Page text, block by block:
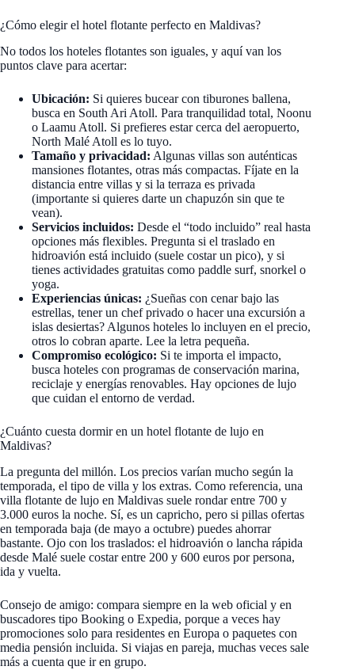
¿Cómo elegir el hotel flotante perfecto en Maldivas?
No todos los hoteles flotantes son iguales, y aquí van los
puntos clave para acertar:
Ubicación: Si quieres bucear con tiburones ballena,
busca en South Ari Atoll. Para tranquilidad total, Noonu
o Laamu Atoll. Si prefieres estar cerca del aeropuerto,
North Malé Atoll es lo tuyo.
Tamaño y privacidad: Algunas villas son auténticas
mansiones flotantes, otras más compactas. Fíjate en la
distancia entre villas y si la terraza es privada
(importante si quieres darte un chapuzón sin que te
vean).
Servicios incluidos: Desde el “todo incluido” real hasta
opciones más flexibles. Pregunta si el traslado en
hidroavión está incluido (suele costar un pico), y si
tienes actividades gratuitas como paddle surf, snorkel o
yoga.
Experiencias únicas: ¿Sueñas con cenar bajo las
estrellas, tener un chef privado o hacer una excursión a
islas desiertas? Algunos hoteles lo incluyen en el precio,
otros lo cobran aparte. Lee la letra pequeña.
Compromiso ecológico: Si te importa el impacto,
busca hoteles con programas de conservación marina,
reciclaje y energías renovables. Hay opciones de lujo
que cuidan el entorno de verdad.
¿Cuánto cuesta dormir en un hotel flotante de lujo en
Maldivas?
La pregunta del millón. Los precios varían mucho según la
temporada, el tipo de villa y los extras. Como referencia, una
villa flotante de lujo en Maldivas suele rondar entre 700 y
3.000 euros la noche. Sí, es un capricho, pero si pillas ofertas
en temporada baja (de mayo a octubre) puedes ahorrar
bastante. Ojo con los traslados: el hidroavión o lancha rápida
desde Malé suele costar entre 200 y 600 euros por persona,
ida y vuelta.
Consejo de amigo: compara siempre en la web oficial y en
buscadores tipo Booking o Expedia, porque a veces hay
promociones solo para residentes en Europa o paquetes con
media pensión incluida. Si viajas en pareja, muchas veces sale
más a cuenta que ir en grupo.